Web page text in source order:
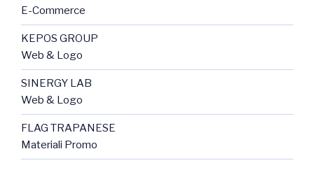
E-Commerce
KEPOS GROUP
Web & Logo
SINERGY LAB
Web & Logo
FLAG TRAPANESE
Materiali Promo